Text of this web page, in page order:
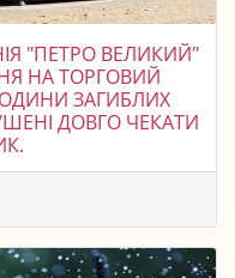
"ПЕТРО ВЕЛИКИЙ"
НА ТОРГОВИЙ
ЗАГИБЛИХ
ДОВГО ЧЕКАТИ